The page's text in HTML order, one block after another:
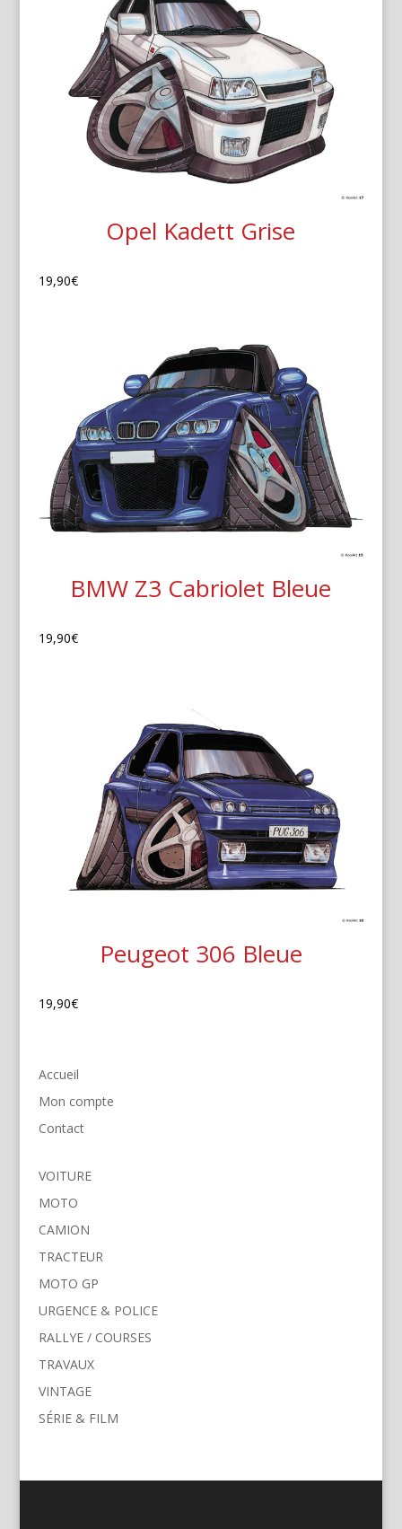
Opel Kadett Grise
19,90€
BMW Z3 Cabriolet Bleue
19,90€
Peugeot 306 Bleue
19,90€
Accueil
Mon compte
Contact
VOITURE
MOTO
CAMION
TRACTEUR
MOTO GP
URGENCE & POLICE
RALLYE / COURSES
TRAVAUX
VINTAGE
SÉRIE & FILM